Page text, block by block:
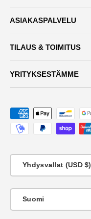
ASIAKASPALVELU
TILAUS & TOIMITUS
YRITYKSESTÄMME
Maksutavat
Maa
Yhdysvallat (USD $)
KIeli
Suomi